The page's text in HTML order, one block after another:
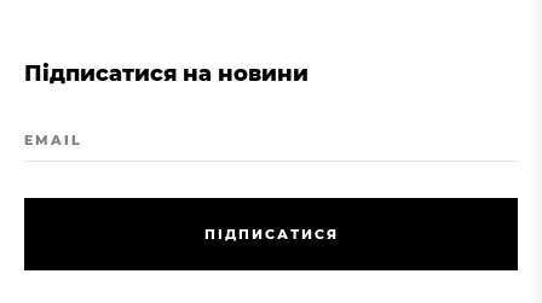
Підписатися на новини
EMAIL
П І ДП ИСАТИСЯ